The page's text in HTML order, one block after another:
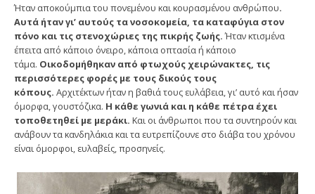
Ήταν αποκούμπια του πονεμένου και κουρασμένου ανθρώπου.
Αυτά ήταν γι’ αυτούς τα νοσοκομεία, τα καταφύγια στον
πόνο και τις στενοχώριες της πικρής ζωής.Ήταν κτισμένα
έπειτα από κάποιο όνειρο, κάποια οπτασία ή κάποιο
τάμα. Οικοδομήθηκαν από φτωχούς χειρώνακτες, τις
περισσότερες φορές με τους δικούς τους
κόπους. Αρχιτέκτων ήταν η βαθιά τους ευλάβεια, γι’ αυτό και ήσαν
όμορφα, γουστόζικα. Η κάθε γωνιά και η κάθε πέτρα έχει
τοποθετηθεί με μεράκι. Και οι άνθρωποι που τα συντηρούν και
ανάβουν τα κανδηλάκια και τα ευτρεπίζουνε στο διάβα του χρόνου
είναι όμορφοι, ευλαβείς, προσηνείς.